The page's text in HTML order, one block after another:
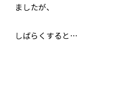
ましたが、
しばらくすると…